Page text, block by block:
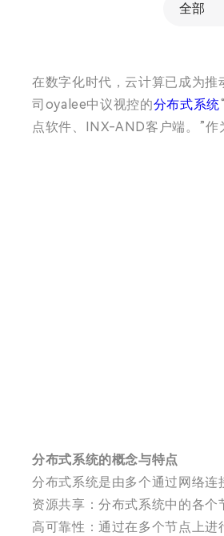
全部
在数字化时代，云计算已成为
司oyalee中议视控的分布式系统
点软件、INX-AND客户端。”作
分布式系统的概念与特点
分布式系统是由多个通过网络连
资源共享：分布式系统中的各
高可靠性：通过在多个节点上进